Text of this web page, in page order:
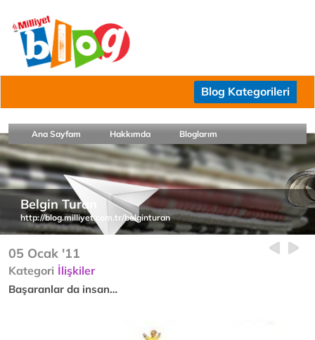
Blog Kategorileri
Ana Sayfam Hakkımda Bloglarım
Belgin Turan
http://blog.milliyet.com.tr/belginturan
05 Ocak '11
Kategori İlişkiler
Başaranlar da insan…